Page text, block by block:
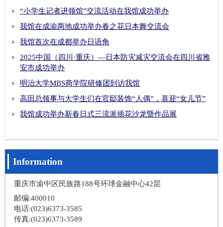
“小学生记者进领馆”交流活动在我馆成功举办
我馆在成渝两地成功举办春之花日本舞交流会
我馆首次在成都举办日语角
2025中国（四川·重庆）—日本防灾减灾交流会在四川省雅
安市成功举办
明治大学MBS商学院研修团到访我馆
高田总领事与大学生们在官邸装饰“人偶”，喜迎“女儿节”
我馆成功举办新春日式三流派插花沙龙暨作品展
Information
重庆市渝中区民族路188号环球金融中心42层
邮编:400010
电话:(023)6373-3585
传真:(023)6373-3589